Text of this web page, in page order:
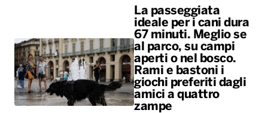
La passeggiata
ideale per i cani dura
67 minuti. Meglio se
al parco, su campi
aperti o nel bosco.
Rami e bastoni i
giochi preferiti dagli
amici a quattro
zampe